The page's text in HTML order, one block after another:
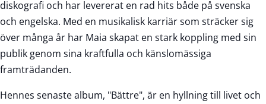
diskografi och har levererat en rad hits både på svenska
och engelska. Med en musikalisk karriär som sträcker sig
över många år har Maia skapat en stark koppling med sin
publik genom sina kraftfulla och känslomässiga
framträdanden.
Hennes senaste album, "Bättre", är en hyllning till livet och